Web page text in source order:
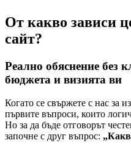
От какво зависи
сайт?
Реално обяснение без
бюджета и визията ви
Когато се свържете с нас за
първите въпроси, които
Но за да бъде отговорът
започне с друг въпрос: